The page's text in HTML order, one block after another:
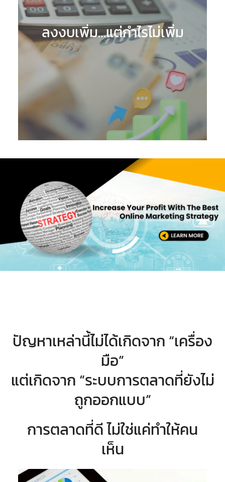
ลงงบเพิ่ม…แต่กำไรไม่เพิ่ม
ปัญหาเหล่านี้ไม่ได้เกิดจาก “เครื่อง
มือ”
แต่เกิดจาก “ระบบการตลาดที่ยังไม่
ถูกออกแบบ”
การตลาดที่ดี ไม่ใช่แค่ทำให้คน
เห็น